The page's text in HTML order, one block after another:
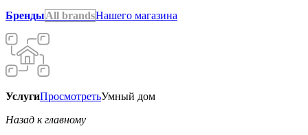
БрендыAll brandsНашего магазина
УслугиПросмотретьУмный дом
Назад к главному